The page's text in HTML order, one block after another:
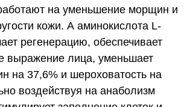
на уменьшение морщин и
кожи. А аминокислота L-
регенерацию, обеспечивает
выражение лица, уменьшает
на 37,6% и шероховатость на
воздействуя на анаболизм